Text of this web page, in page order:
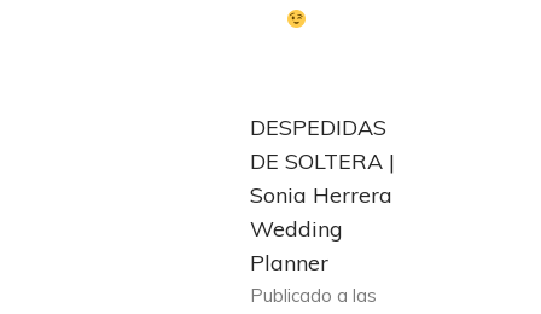
DESPEDIDAS
DE SOLTERA |
Sonia Herrera
Wedding
Planner
Publicado a las